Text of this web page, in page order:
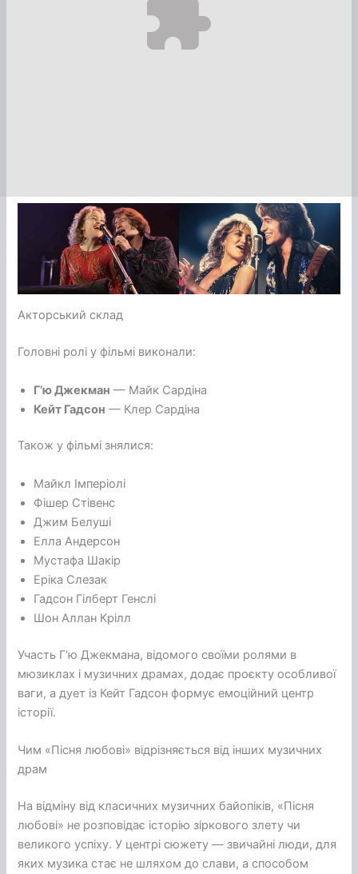
Акторський склад
Головні ролі у фільмі виконали:
Г’ю Джекман — Майк Сардіна
Кейт Гадсон — Клер Сардіна
Також у фільмі знялися:
Майкл Імперіолі
Фішер Стівенс
Джим Белуші
Елла Андерсон
Мустафа Шакір
Еріка Слезак
Гадсон Гілберт Генслі
Шон Аллан Крілл
Участь Г’ю Джекмана, відомого своїми ролями в
мюзиклах і музичних драмах, додає проєкту особливої
ваги, а дует із Кейт Гадсон формує емоційний центр
історії.
Чим «Пісня любові» відрізняється від інших музичних
драм
На відміну від класичних музичних байопіків, «Пісня
любові» не розповідає історію зіркового злету чи
великого успіху. У центрі сюжету — звичайні люди, для
яких музика стає не шляхом до слави, а способом